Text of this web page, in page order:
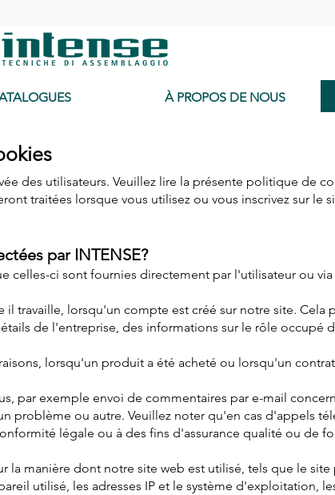
À PROPOS DE NOUS
des utilisateurs. Veuillez lire la présente politique de
traitées lorsque vous utilisez ou vous inscrivez sur le
par INTENSE?
celles-ci sont fournies directement par l'utilisateur ou
travaille, lorsqu'un compte est créé sur notre site. Cela
de l'entreprise, des informations sur le rôle occupé
lorsqu'un produit a été acheté ou lorsqu'un
par exemple envoi de commentaires par e-mail
problème ou autre. Veuillez noter qu'en cas d'appels
légale ou à des fins d'assurance qualité ou de
la manière dont notre site web est utilisé, tels que le
utilisé, les adresses IP et le système d'exploitation,